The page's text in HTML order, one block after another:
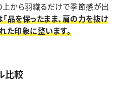
上から羽織るだけで季節感が出
品を保ったまま、肩の力を抜け
た印象に整います。
比較